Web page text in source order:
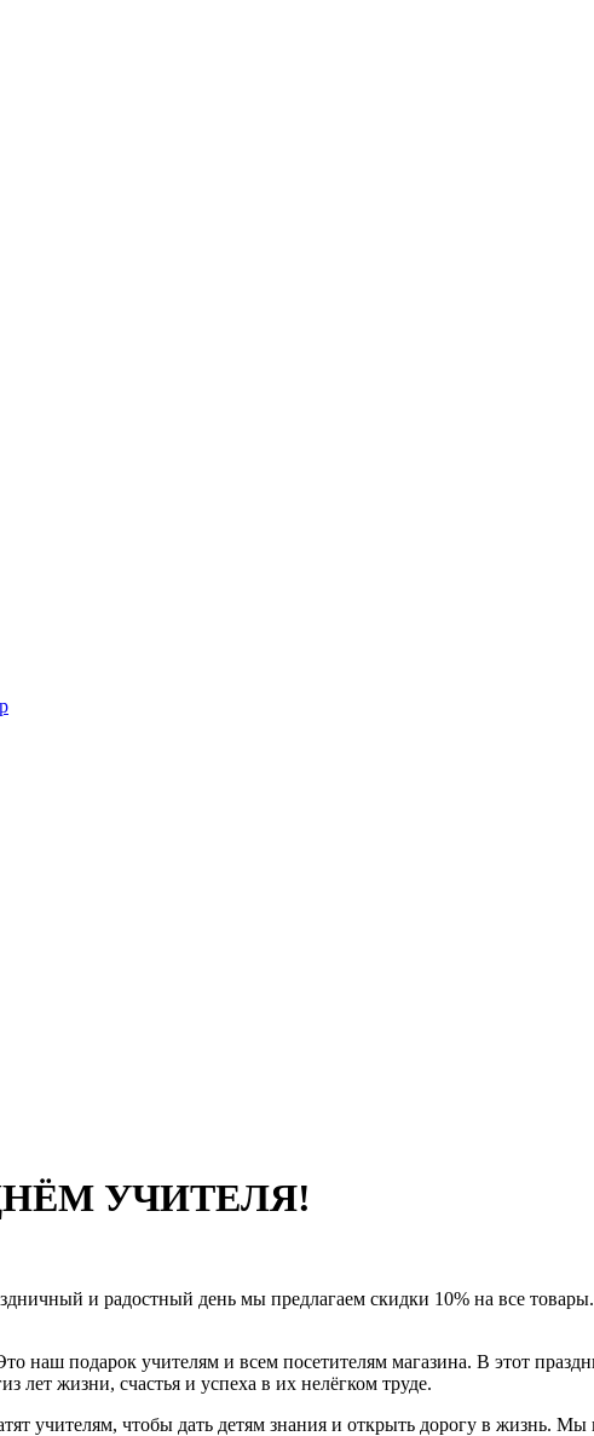
УЧИТЕЛЯ!
и радостный день мы предлагаем скидки 10% на все
наш подарок учителям и всем посетителям магазина. В этот
лет жизни, счастья и успеха в их нелёгком труде.
учителям, чтобы дать детям знания и открыть дорогу в жизнь.